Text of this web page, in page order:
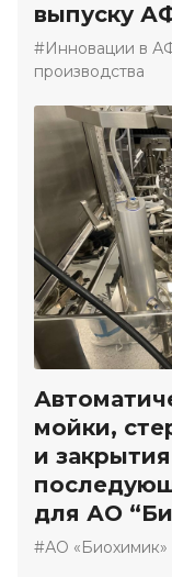
выпуску
#Инновации в
производства
мойки,
и
для АО
#АО